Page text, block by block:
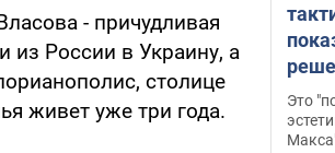
- причудливая
из России в Украину, а
столице
живет уже три года.
Это